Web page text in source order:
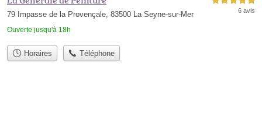
79 Impasse de la Provençale, 83500 La Seyne-sur-Mer
Ouverte jusqu'à 18h
6 avis
Horaires Téléphone